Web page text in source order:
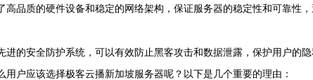
高品质的硬件设备和稳定的网络架构，保证服务器的稳定性和可靠性
的安全防护系统，可以有效防止黑客攻击和数据泄露，保护用户的隐
户应该选择极客云播新加坡服务器呢？以下是几个重要的理由：